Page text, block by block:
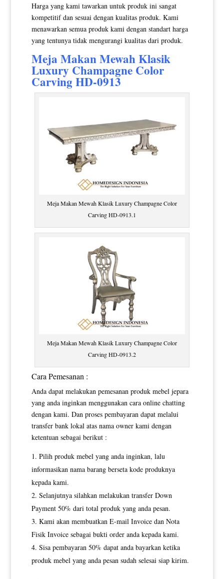
Harga yang kami tawarkan untuk produk ini sangat
kompetitif dan sesuai dengan kualitas produk. Kami
menawarkan semua produk kami dengan standart harga
yang tentunya tidak mengurangi kualitas dari produk.
Meja Makan MewahKlasik
Luxury Champagne Color
Carving HD-0913
Meja Makan Mewah Klasik Luxury Champagne Color
Carving HD-0913.1
Meja Makan Mewah Klasik Luxury Champagne Color
Carving HD-0913.2
Cara Pemesanan :
Anda dapat melakukan pemesanan produk mebel jepara
yang anda inginkan menggunakan cara online chatting
dengan kami. Dan proses pembayaran dapat melalui
transfer bank lokal atas nama owner kami dengan
ketentuan sebagai berikut :
Pilih produk mebel yang anda inginkan, lalu
informasikan nama barang berseta kode produknya
kepada kami.
Selanjutnya silahkan melakukan transfer Down
Payment 50% dari total produk yang anda pesan.
Kami akan membuatkan E-mail Invoice dan Nota
Fisik Invoice sebagai bukti order anda kepada kami.
Sisa pembayaran 50% dapat anda bayarkan ketika
produk mebel yang anda pesan sudah selesai siap kirim.